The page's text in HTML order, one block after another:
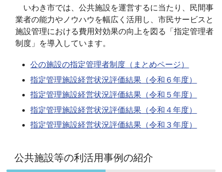
いわき市では、公共施設を運営するに当たり、民間事
業者の能力やノウハウを幅広く活用し、市民サービスと
施設管理における費用対効果の向上を図る「指定管理者
制度」を導入しています。
公の施設の指定管理者制度（まとめページ）
指定管理施設経営状況評価結果（令和６年度）
指定管理施設経営状況評価結果（令和５年度）
指定管理施設経営状況評価結果（令和４年度）
指定管理施設経営状況評価結果（令和３年度）
公共施設等の利活用事例の紹介